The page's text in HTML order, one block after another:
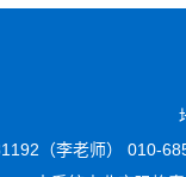
（李老师） 010-